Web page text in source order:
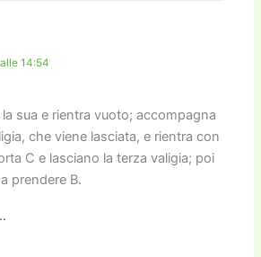
14:54
sua e rientra vuoto; accompagna
che viene lasciata, e rientra con
C e lasciano la terza valigia; poi
prendere B.